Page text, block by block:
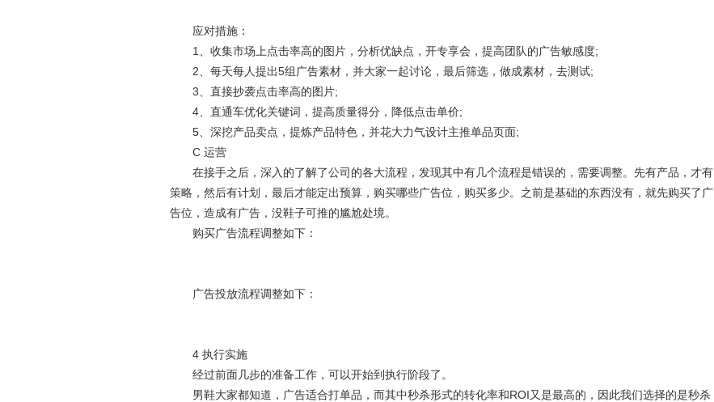
应对措施：
1、收集市场上点击率高的图片，分析优缺点，开专享会，提高团队的广告敏感度;
2、每天每人提出5组广告素材，并大家一起讨论，最后筛选，做成素材，去测试;
3、直接抄袭点击率高的图片;
4、直通车优化关键词，提高质量得分，降低点击单价;
5、深挖产品卖点，提炼产品特色，并花大力气设计主推单品页面;
C 运营
在接手之后，深入的了解了公司的各大流程，发现其中有几个流程是错误的，需要调整。先有产品，才有
策略，然后有计划，最后才能定出预算，购买哪些广告位，购买多少。之前是基础的东西没有，就先购买了广
告位，造成有广告，没鞋子可推的尴尬处境。
购买广告流程调整如下：
广告投放流程调整如下：
4 执行实施
经过前面几步的准备工作，可以开始到执行阶段了。
男鞋大家都知道，广告适合打单品，而其中秒杀形式的转化率和ROI又是最高的，因此我们选择的是秒杀